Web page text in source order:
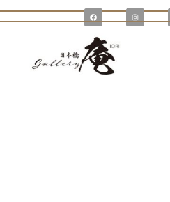
内
容
F
a
c
b
o
o
k
I
n
s